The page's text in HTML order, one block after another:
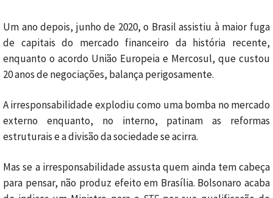
Um ano depois, junho de 2020, o Brasil assistiu à maior fuga
de capitais do mercado financeiro da história recente,
enquanto o acordo União Europeia e Mercosul, que custou
20 anos de negociações, balança perigosamente.
A irresponsabilidade explodiu como uma bomba no mercado
externo enquanto, no interno, patinam as reformas
estruturais e a divisão da sociedade se acirra.
Mas se a irresponsabilidade assusta quem ainda tem cabeça
para pensar, não produz efeito em Brasília. Bolsonaro acaba